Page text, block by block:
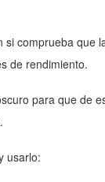
comprueba que
de rendimiento.
para que de
usarlo: